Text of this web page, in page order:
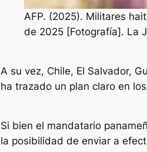
AFP. (2025). Militares
de 2025 [Fotografía]. La
A su vez, Chile, El Salvador,
ha trazado un plan claro en
Si bien el mandatario
la posibilidad de enviar a